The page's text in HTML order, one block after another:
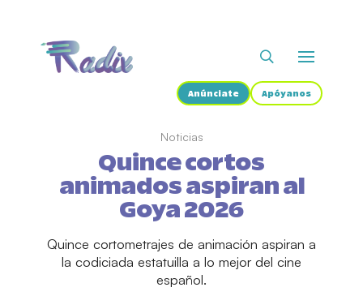
Anúnciate Apóyanos
Noticias
Quince cortos
animados aspiran al
Goya 2026
Quince cortometrajes de animación aspiran a
la codiciada estatuilla a lo mejor del cine
español.